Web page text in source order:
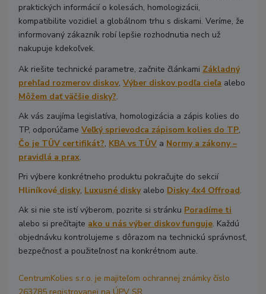
praktických informácií o kolesách, homologizácii,
kompatibilite vozidiel a globálnom trhu s diskami. Veríme, že
informovaný zákazník robí lepšie rozhodnutia nech už
nakupuje kdekoľvek.
Ak riešite technické parametre, začnite článkami Základný
prehľad rozmerov diskov,Výber diskov podľa cieľa alebo
Môžem dať väčšie disky?.
Ak vás zaujíma legislatíva, homologizácia a zápis kolies do
TP, odporúčameVeľký sprievodca zápisom kolies do TP,
Čo je TÜV certifikát?, KBA vs TÜV a Normy a zákony –
pravidlá a prax.
Pri výbere konkrétneho produktu pokračujte do sekcií
Hliníkové disky, Luxusné diskyalebo Disky 4x4 Offroad.
Ak si nie ste istí výberom, pozrite si stránku Poradíme ti
alebo si prečítajte ako u nás výber diskov funguje. Každú
objednávku kontrolujeme s dôrazom na technickú správnosť,
bezpečnosť a použiteľnosť na konkrétnom aute.
CentrumKolies s.r.o. je majiteľom ochrannej známky číslo
263785 registrovanej na ÚPV SR